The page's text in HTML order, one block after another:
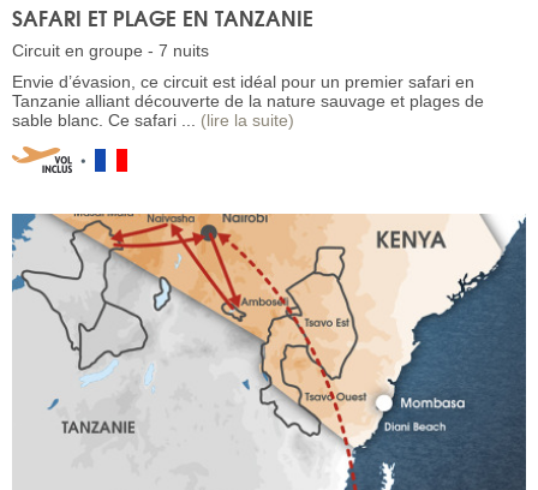
SAFARI ET PLAGE EN TANZANIE
Circuit en groupe - 7 nuits
Envie d’évasion, ce circuit est idéal pour un premier safari en
Tanzanie alliant découverte de la nature sauvage et plages de
sable blanc. Ce safari ... (lire la suite)